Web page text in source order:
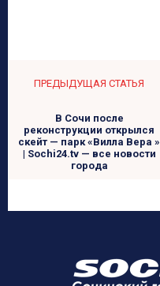
ПРЕДЫДУЩАЯ СТАТЬЯ
В Сочи после
реконструкции открылся
скейт — парк «Вилла Вера »
| Sochi24.tv — все новости
города